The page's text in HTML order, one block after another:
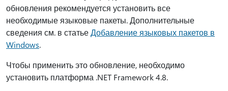
обновления рекомендуется установить все
необходимые языковые пакеты. Дополнительные
сведения см. в статьеДобавление языковых пакетов в
Windows.
Чтобы применить это обновление, необходимо
установить платформа .NET Framework 4.8.